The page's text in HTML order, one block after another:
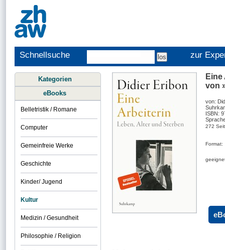
Schnellsuche zur
von
von:
ISBN:
272
Format:
Kategorien
eBooks
Belletristik / Romane
Computer
Gemeinfreie Werke
Geschichte
Kinder/ Jugend
Kultur
Medizin / Gesundheit
Philosophie / Religion